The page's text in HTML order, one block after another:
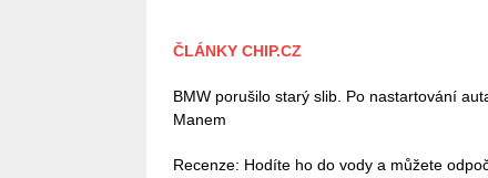
ČLÁNKY CHIP.CZ
BMW porušilo starý slib. Po nastartování
Manem
Recenze: Hodíte ho do vody a můžete